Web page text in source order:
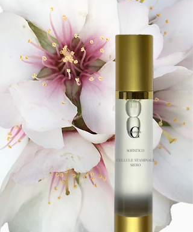
SOFISTICO
CELLULE STAMINALI
SIERO